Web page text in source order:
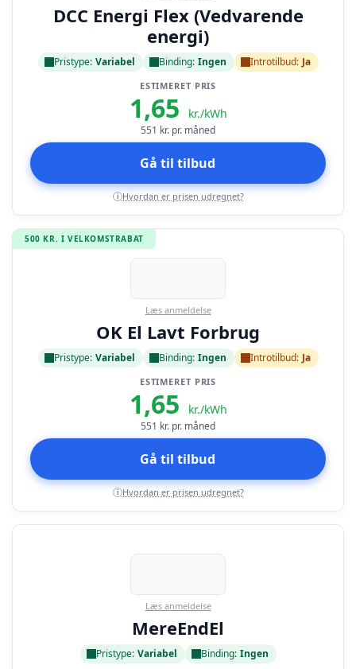
DCC Energi Flex (Vedvarende
energi)
Pristype: Variabel Binding: Ingen Introtilbud: Ja
ESTIMERET PRIS
1,65 kr./kWh
551 kr. pr. måned
Gå til tilbud
i Hvordan er prisen udregnet?
500 KR. I VELKOMSTRABAT
Læs anmeldelse
OK El Lavt Forbrug
Pristype: Variabel Binding: Ingen Introtilbud: Ja
ESTIMERET PRIS
1,65 kr./kWh
551 kr. pr. måned
Gå til tilbud
i Hvordan er prisen udregnet?
Læs anmeldelse
MereEndEl
Pristype: Variabel Binding: Ingen